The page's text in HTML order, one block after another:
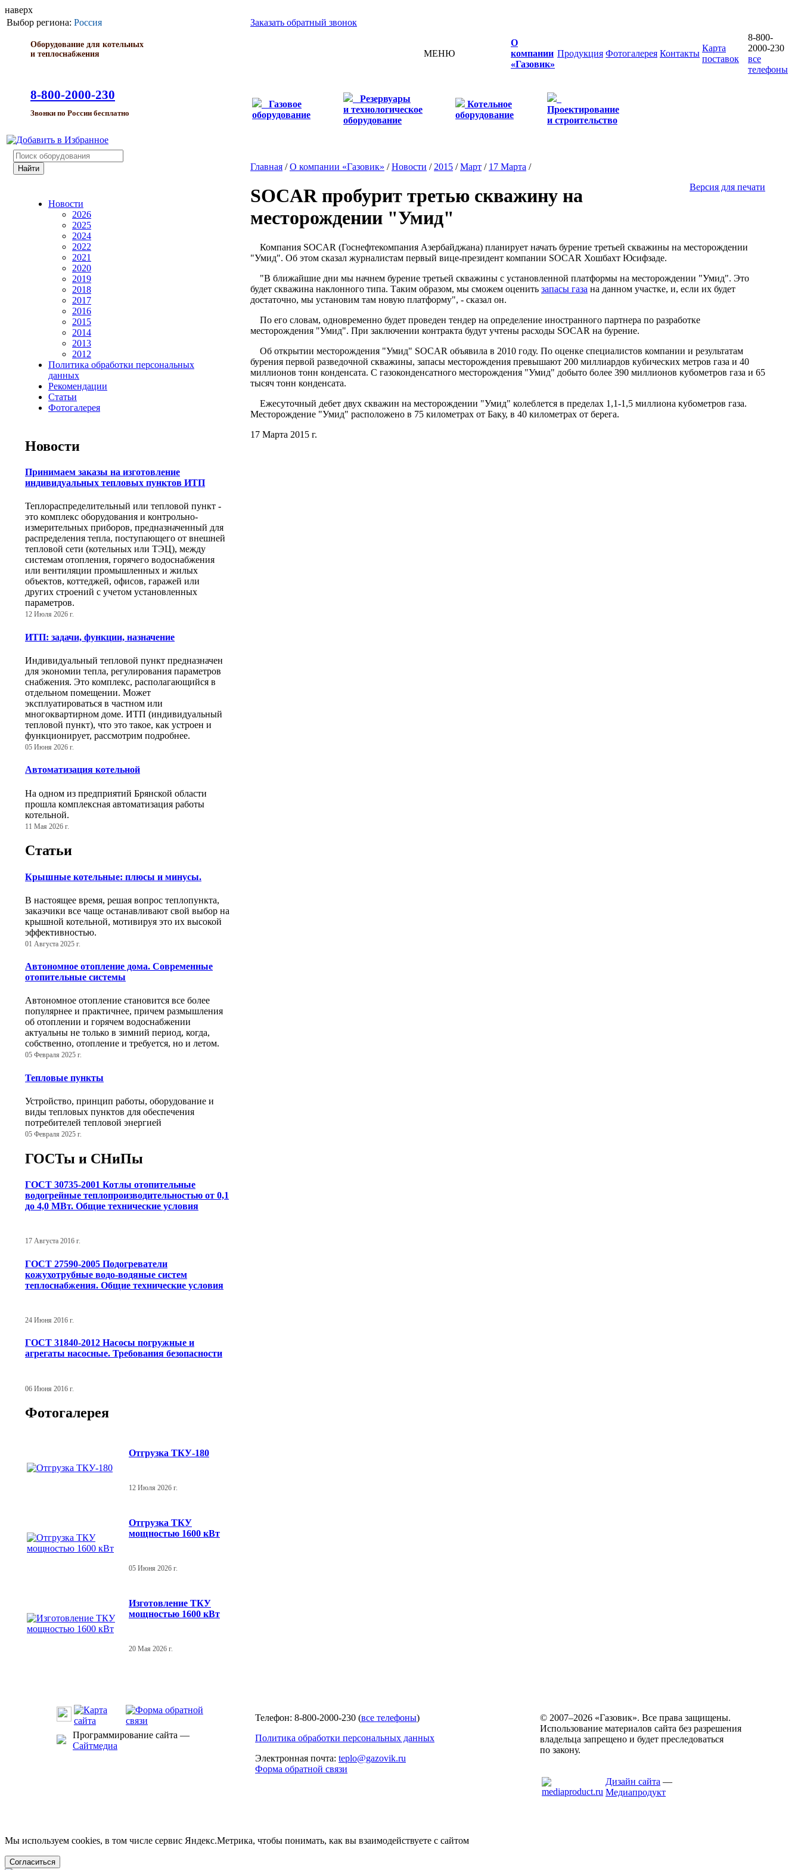
наверх
Выбор региона: Россия
Оборудование для котельных
и теплоснабжения
8-800-2000-230
Звонки по России бесплатно
Заказать обратный звонок
МЕНЮ
О
компании
«Газовик»
Продукция Фотогалерея Контакты
Карта
поставок
8-800-
2000-230
все
телефоны
Газовое
оборудование
Резервуары
и технологическое
оборудование
Котельное
оборудование
Проектирование
и строительство
Новости
2026
2025
2024
2022
2021
2020
2019
2018
2017
2016
2015
2014
2013
2012
Политика обработки персональных
данных
Рекомендации
Статьи
Фотогалерея
Новости
Принимаем заказы на изготовление
индивидуальных тепловых пунктов ИТП
Теплораспределительный или тепловой пункт -
это комплекс оборудования и контрольно-
измерительных приборов, предназначенный для
распределения тепла, поступающего от внешней
тепловой сети (котельных или ТЭЦ), между
системам отопления, горячего водоснабжения
или вентиляции промышленных и жилых
объектов, коттеджей, офисов, гаражей или
других строений с учетом установленных
параметров.
12 Июля 2026 г.
ИТП: задачи, функции, назначение
Индивидуальный тепловой пункт предназначен
для экономии тепла, регулирования параметров
снабжения. Это комплекс, располагающийся в
отдельном помещении. Может
эксплуатироваться в частном или
многоквартирном доме. ИТП (индивидуальный
тепловой пункт), что это такое, как устроен и
функционирует, рассмотрим подробнее.
05 Июня 2026 г.
Автоматизация котельной
На одном из предприятий Брянской области
прошла комплексная автоматизация работы
котельной.
11 Мая 2026 г.
Статьи
Крышные котельные: плюсы и минусы.
В настоящее время, решая вопрос теплопункта,
заказчики все чаще останавливают свой выбор на
крышной котельной, мотивируя это их высокой
эффективностью.
01 Августа 2025 г.
Автономное отопление дома. Современные
отопительные системы
Автономное отопление становится все более
популярнее и практичнее, причем размышления
об отоплении и горячем водоснабжении
актуальны не только в зимний период, когда,
собственно, отопление и требуется, но и летом.
05 Февраля 2025 г.
Тепловые пункты
Устройство, принцип работы, оборудование и
виды тепловых пунктов для обеспечения
потребителей тепловой энергией
05 Февраля 2025 г.
ГОСТы и СНиПы
ГОСТ 30735-2001 Котлы отопительные
водогрейные теплопроизводительностью от 0,1
до 4,0 МВт. Общие технические условия
17 Августа 2016 г.
ГОСТ 27590-2005 Подогреватели
кожухотрубные водо-водяные систем
теплоснабжения. Общие технические условия
24 Июня 2016 г.
ГОСТ 31840-2012 Насосы погружные и
агрегаты насосные. Требования безопасности
06 Июня 2016 г.
Фотогалерея
Отгрузка ТКУ-180
12 Июля 2026 г.
Отгрузка ТКУ
мощностью 1600 кВт
05 Июня 2026 г.
Изготовление ТКУ
мощностью 1600 кВт
20 Мая 2026 г.
Главная /О компании «Газовик» /Новости / 2015 /Март / 17 Марта /
Версия для печати
SOCAR пробурит третью скважину на
месторождении "Умид"
Компания SOCAR (Госнефтекомпания Азербайджана) планирует начать бурение третьей скважины на месторождении
"Умид". Об этом сказал журналистам первый вице-президент компании SOCAR Хошбахт Юсифзаде.
"В ближайшие дни мы начнем бурение третьей скважины с установленной платформы на месторождении "Умид". Это
будет скважина наклонного типа. Таким образом, мы сможем оценить запасы газа на данном участке, и, если их будет
достаточно, мы установим там новую платформу", - сказал он.
По его словам, одновременно будет проведен тендер на определение иностранного партнера по разработке
месторождения "Умид". При заключении контракта будут учтены расходы SOCAR на бурение.
Об открытии месторождения "Умид" SOCAR объявила в 2010 году. По оценке специалистов компании и результатам
бурения первой разведочной скважины, запасы месторождения превышают 200 миллиардов кубических метров газа и 40
миллионов тонн конденсата. С газоконденсатного месторождения "Умид" добыто более 390 миллионов кубометров газа и 65
тысяч тонн конденсата.
Ежесуточный дебет двух скважин на месторождении "Умид" колеблется в пределах 1,1-1,5 миллиона кубометров газа.
Месторождение "Умид" расположено в 75 километрах от Баку, в 40 километрах от берега.
17 Марта 2015 г.
Программирование сайта —
Сайтмедиа
Телефон: 8-800-2000-230 (все телефоны)
Политика обработки персональных данных
Электронная почта: teplo@gazovik.ru
Форма обратной связи
© 2007–2026 «Газовик». Все права защищены.
Использование материалов сайта без разрешения
владельца запрещено и будет преследоваться
по закону.
Дизайн сайта —
Медиапродукт
Мы используем cookies, в том числе сервис Яндекс.Метрика, чтобы понимать, как вы взаимодействуете с сайтом
Согласиться